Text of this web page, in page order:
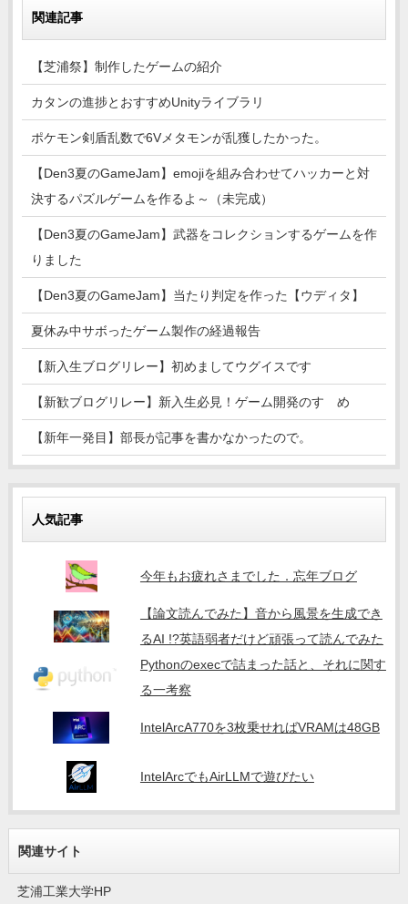
関連記事
【芝浦祭】制作したゲームの紹介
カタンの進捗とおすすめUnityライブラリ
ポケモン剣盾乱数で6Vメタモンが乱獲したかった。
【Den3夏のGameJam】emojiを組み合わせてハッカーと対
決するパズルゲームを作るよ～（未完成）
【Den3夏のGameJam】武器をコレクションするゲームを作
りました
【Den3夏のGameJam】当たり判定を作った【ウディタ】
夏休み中サボったゲーム製作の経過報告
【新入生ブログリレー】初めましてウグイスです
【新歓ブログリレー】新入生必見！ゲーム開発のすゝめ
【新年一発目】部長が記事を書かなかったので。
人気記事
今年もお疲れさまでした．忘年ブログ
【論文読んでみた】音から風景を生成でき
るAI !?英語弱者だけど頑張って読んでみた
Pythonのexecで詰まった話と、それに関す
る一考察
IntelArcA770を3枚乗せればVRAMは48GB
IntelArcでもAirLLMで遊びたい
関連サイト
芝浦工業大学HP